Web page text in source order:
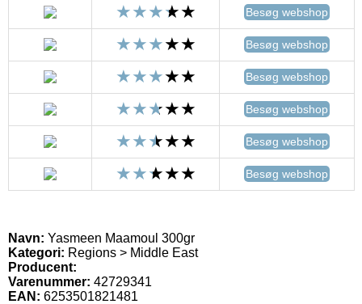
Besøg webshop
Besøg webshop
Besøg webshop
Besøg webshop
Besøg webshop
Besøg webshop
Navn: Yasmeen Maamoul 300gr
Kategori: Regions > Middle East
Producent:
Varenummer: 42729341
EAN: 6253501821481